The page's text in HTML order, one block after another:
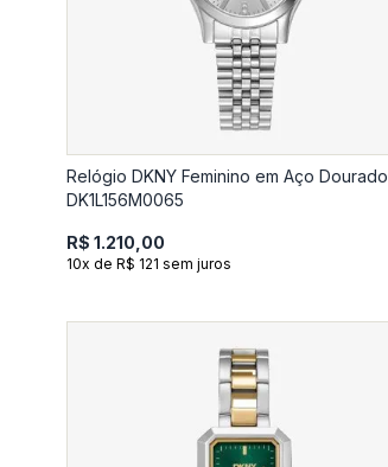
Relógio DKNY Feminino em Aço Dourado
DK1L156M0065
R$ 1.210,00
10x de R$ 121 sem juros